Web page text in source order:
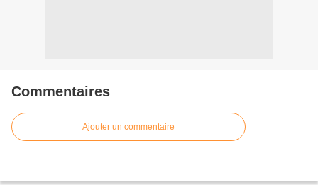
Commentaires
Ajouter un commentaire